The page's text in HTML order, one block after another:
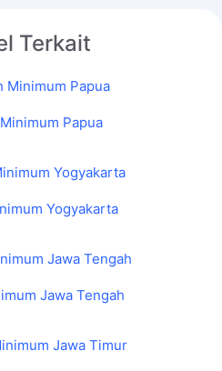
Terkait
Papua
Yogyakarta
Jawa Tengah